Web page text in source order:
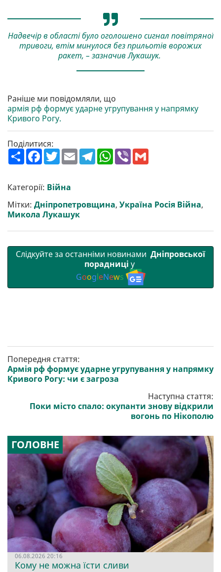
Надвечір в області було оголошено сигнал повітряної
тривоги, втім минулося без прильотів ворожих
ракет, – зазначив Лукашук.
Раніше ми повідомляли, що
армія рф формує ударне угрупування у напрямку
Кривого Рогу.
Поділитися:
П
о
р
и
т
и
F
a
b
o
o
k
T
w
t
e
r
E
m
T
e
a
m
W
h
p
p
V
Категорії: Війна
Мітки: Дніпропетровщина, Україна Росія Війна,
Микола Лукашук
Слідкуйте за останніми новинами Дніпровської
порадниці у
GoogleNews
Попередня стаття:
Армія рф формує ударне угрупування у напрямку
Кривого Рогу: чи є загроза
Наступна стаття:
Поки місто спало: окупанти знову відкрили
вогонь по Нікополю
ГОЛОВНЕ
06.08.2026 20:16
Кому не можна їсти сливи